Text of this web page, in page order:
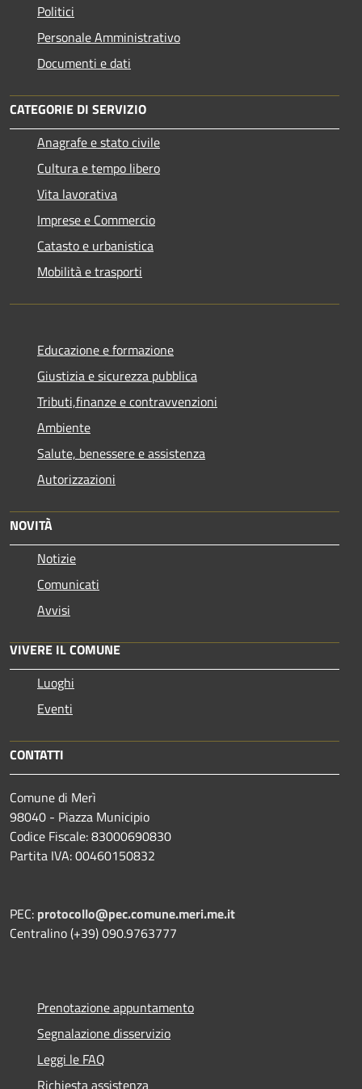
Politici
Personale Amministrativo
Documenti e dati
CATEGORIE DI SERVIZIO
Anagrafe e stato civile
Cultura e tempo libero
Vita lavorativa
Imprese e Commercio
Catasto e urbanistica
Mobilità e trasporti
Educazione e formazione
Giustizia e sicurezza pubblica
Tributi,finanze e contravvenzioni
Ambiente
Salute, benessere e assistenza
Autorizzazioni
NOVITÀ
Notizie
Comunicati
Avvisi
VIVERE IL COMUNE
Luoghi
Eventi
CONTATTI
Comune di Merì
98040 - Piazza Municipio
Codice Fiscale: 83000690830
Partita IVA: 00460150832
PEC: protocollo@pec.comune.meri.me.it
Centralino (+39) 090.9763777
Prenotazione appuntamento
Segnalazione disservizio
Leggi le FAQ
Richiesta assistenza